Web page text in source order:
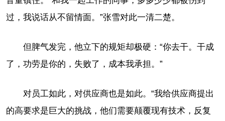
过，我说话从不留情面。”张雪对此一清二楚。
但脾气发完，他立下的规矩却极硬：“你去干。干成
了，功劳是你的，失败了，成本我承担。”
对员工如此，对供应商也是如此。“我给供应商提出
的高要求是巨大的挑战，他们需要颠覆现有技术，反复